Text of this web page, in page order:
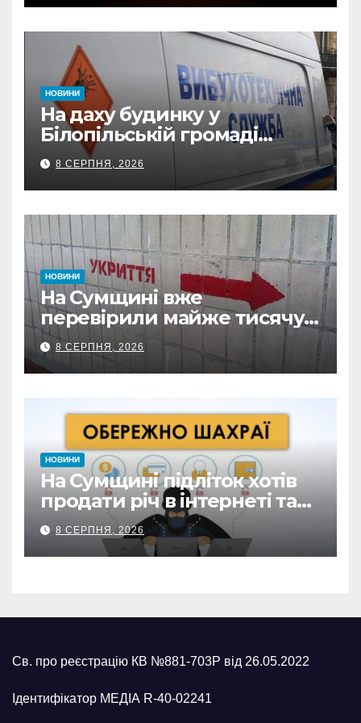
відзнаки
НОВИНИ
На даху будинку у
Білопільській громаді
знайшли 120-мм міну
8 СЕРПНЯ, 2026
НОВИНИ
На Сумщині вже
перевірили майже тисячу
укриттів: де виявили
замкнені двері
8 СЕРПНЯ, 2026
НОВИНИ
На Сумщині підліток хотів
продати річ в інтернеті та
втратив 39,2 тис. грн з
карток матері
8 СЕРПНЯ, 2026
Св. про реєстрацію КВ №881-703Р від 26.05.2022
Ідентифікатор МЕДІА R-40-02241